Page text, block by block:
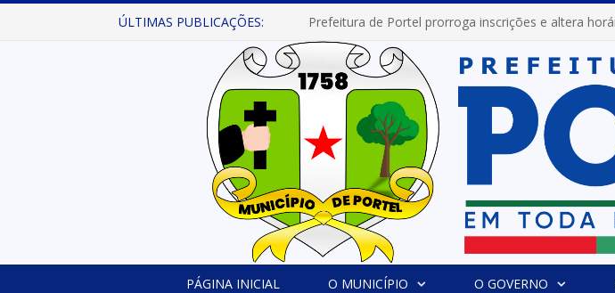
ÚLTIMAS PUBLICAÇÕES:
PÁGINA INICIAL O MUNICÍPIO O GOVERNO